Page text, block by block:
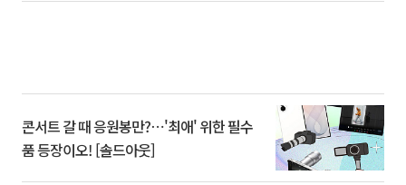
콘서트 갈 때 응원봉만?⋯'최애' 위한 필수
품 등장이오! [솔드아웃]